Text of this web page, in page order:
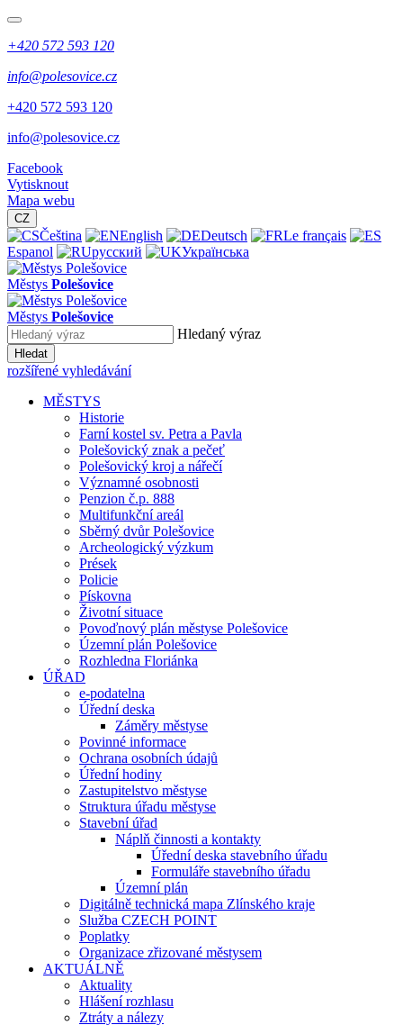
+420 572 593 120
info@polesovice.cz
+420 572 593 120
info@polesovice.cz
Facebook
Vytisknout
Mapa webu
CZ
Čeština English Deutsch
Le français
Espanol
русский Українська
Městys Polešovice
Městys Polešovice
Hledaný výraz
Hledat
rozšířené vyhledávání
MĚSTYS
Historie
Farní kostel sv. Petra a Pavla
Polešovický znak a pečeť
Polešovický kroj a nářečí
Významné osobnosti
Penzion č.p. 888
Multifunkční areál
Sběrný dvůr Polešovice
Archeologický výzkum
Prések
Policie
Pískovna
Životní situace
Povoďnový plán městyse Polešovice
Územní plán Polešovice
Rozhledna Floriánka
ÚŘAD
e-podatelna
Úřední deska
Záměry městyse
Povinné informace
Ochrana osobních údajů
Úřední hodiny
Zastupitelstvo městyse
Struktura úřadu městyse
Stavební úřad
Náplň činnosti a kontakty
Úřední deska stavebního úřadu
Formuláře stavebního úřadu
Územní plán
Digitálně technická mapa Zlínského kraje
Služba CZECH POINT
Poplatky
Organizace zřizované městysem
AKTUÁLNĚ
Aktuality
Hlášení rozhlasu
Ztráty a nálezy